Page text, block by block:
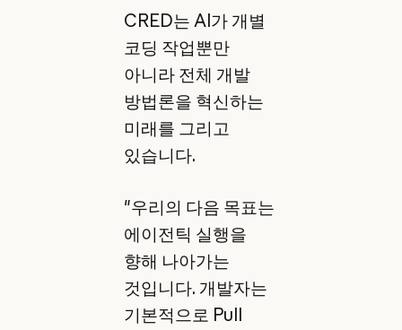
CRED는 AI가 개별
코딩 작업뿐만
아니라 전체 개발
방법론을 혁신하는
미래를 그리고
있습니다.
"우리의 다음 목표는
에이전틱 실행을
향해 나아가는
것입니다. 개발자는
기본적으로 Pull